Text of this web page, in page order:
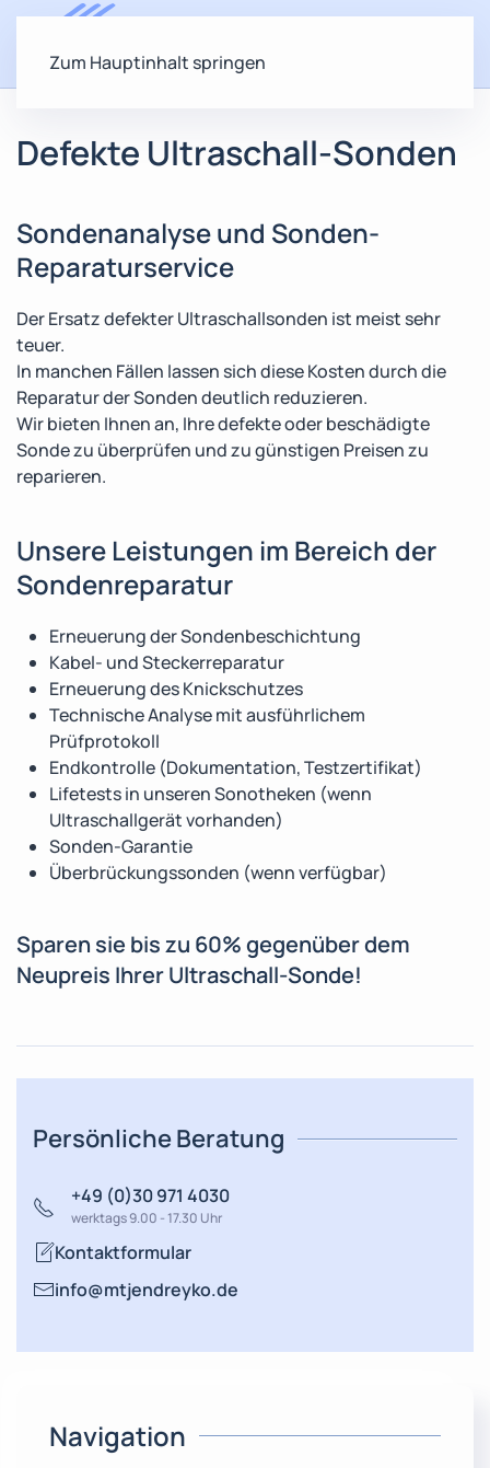
Zum Hauptinhalt springen
Defekte Ultraschall-Sonden
Sondenanalyse und Sonden-
Reparaturservice
Der Ersatz defekter Ultraschallsonden ist meist sehr
teuer.
In manchen Fällen lassen sich diese Kosten durch die
Reparatur der Sonden deutlich reduzieren.
Wir bieten Ihnen an, Ihre defekte oder beschädigte
Sonde zu überprüfen und zu günstigen Preisen zu
reparieren.
Unsere Leistungen im Bereich der
Sondenreparatur
Erneuerung der Sondenbeschichtung
Kabel- und Steckerreparatur
Erneuerung des Knickschutzes
Technische Analyse mit ausführlichem
Prüfprotokoll
Endkontrolle (Dokumentation, Testzertifikat)
Lifetests in unseren Sonotheken (wenn
Ultraschallgerät vorhanden)
Sonden-Garantie
Überbrückungssonden (wenn verfügbar)
Sparen sie bis zu 60% gegenüber dem
Neupreis Ihrer Ultraschall-Sonde!
Persönliche Beratung
+49 (0)30 971 4030
werktags 9.00 - 17.30 Uhr
Kontaktformular
info@mtjendreyko.de
Navigation